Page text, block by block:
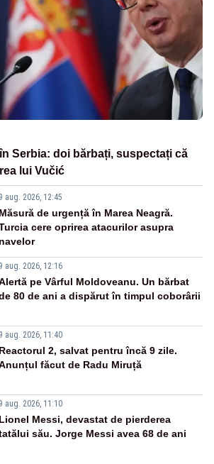
Serbia: doi bărbați, suspectați că
lui Vučić
9 aug. 2026, 12:45
Măsură de urgență în Marea Neagră.
cere oprirea atacurilor asupra
navelor
9 aug. 2026, 12:16
pe Vârful Moldoveanu. Un bărbat
80 de ani a dispărut în timpul coborârii
9 aug. 2026, 11:40
Reactorul 2, salvat pentru încă 9 zile.
făcut de Radu Miruță
9 aug. 2026, 11:10
Lionel Messi, devastat de pierderea
său. Jorge Messi avea 68 de ani